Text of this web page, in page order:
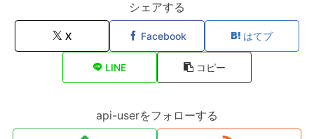
シェアする
X Facebook はてブ
LINE コピー
api-userをフォローする